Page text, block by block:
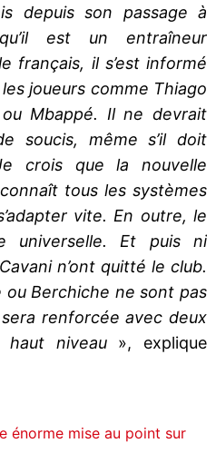
depuis son passage à
est un entraîneur
français, il s’est informé
joueurs comme Thiago
Mbappé. Il ne devrait
soucis, même s’il doit
crois que la nouvelle
tous les systèmes
vite. En outre, le
universelle. Et puis ni
n’ont quitté le club.
Berchiche ne sont pas
sera renforcée avec deux
niveau», explique
énorme mise au point sur